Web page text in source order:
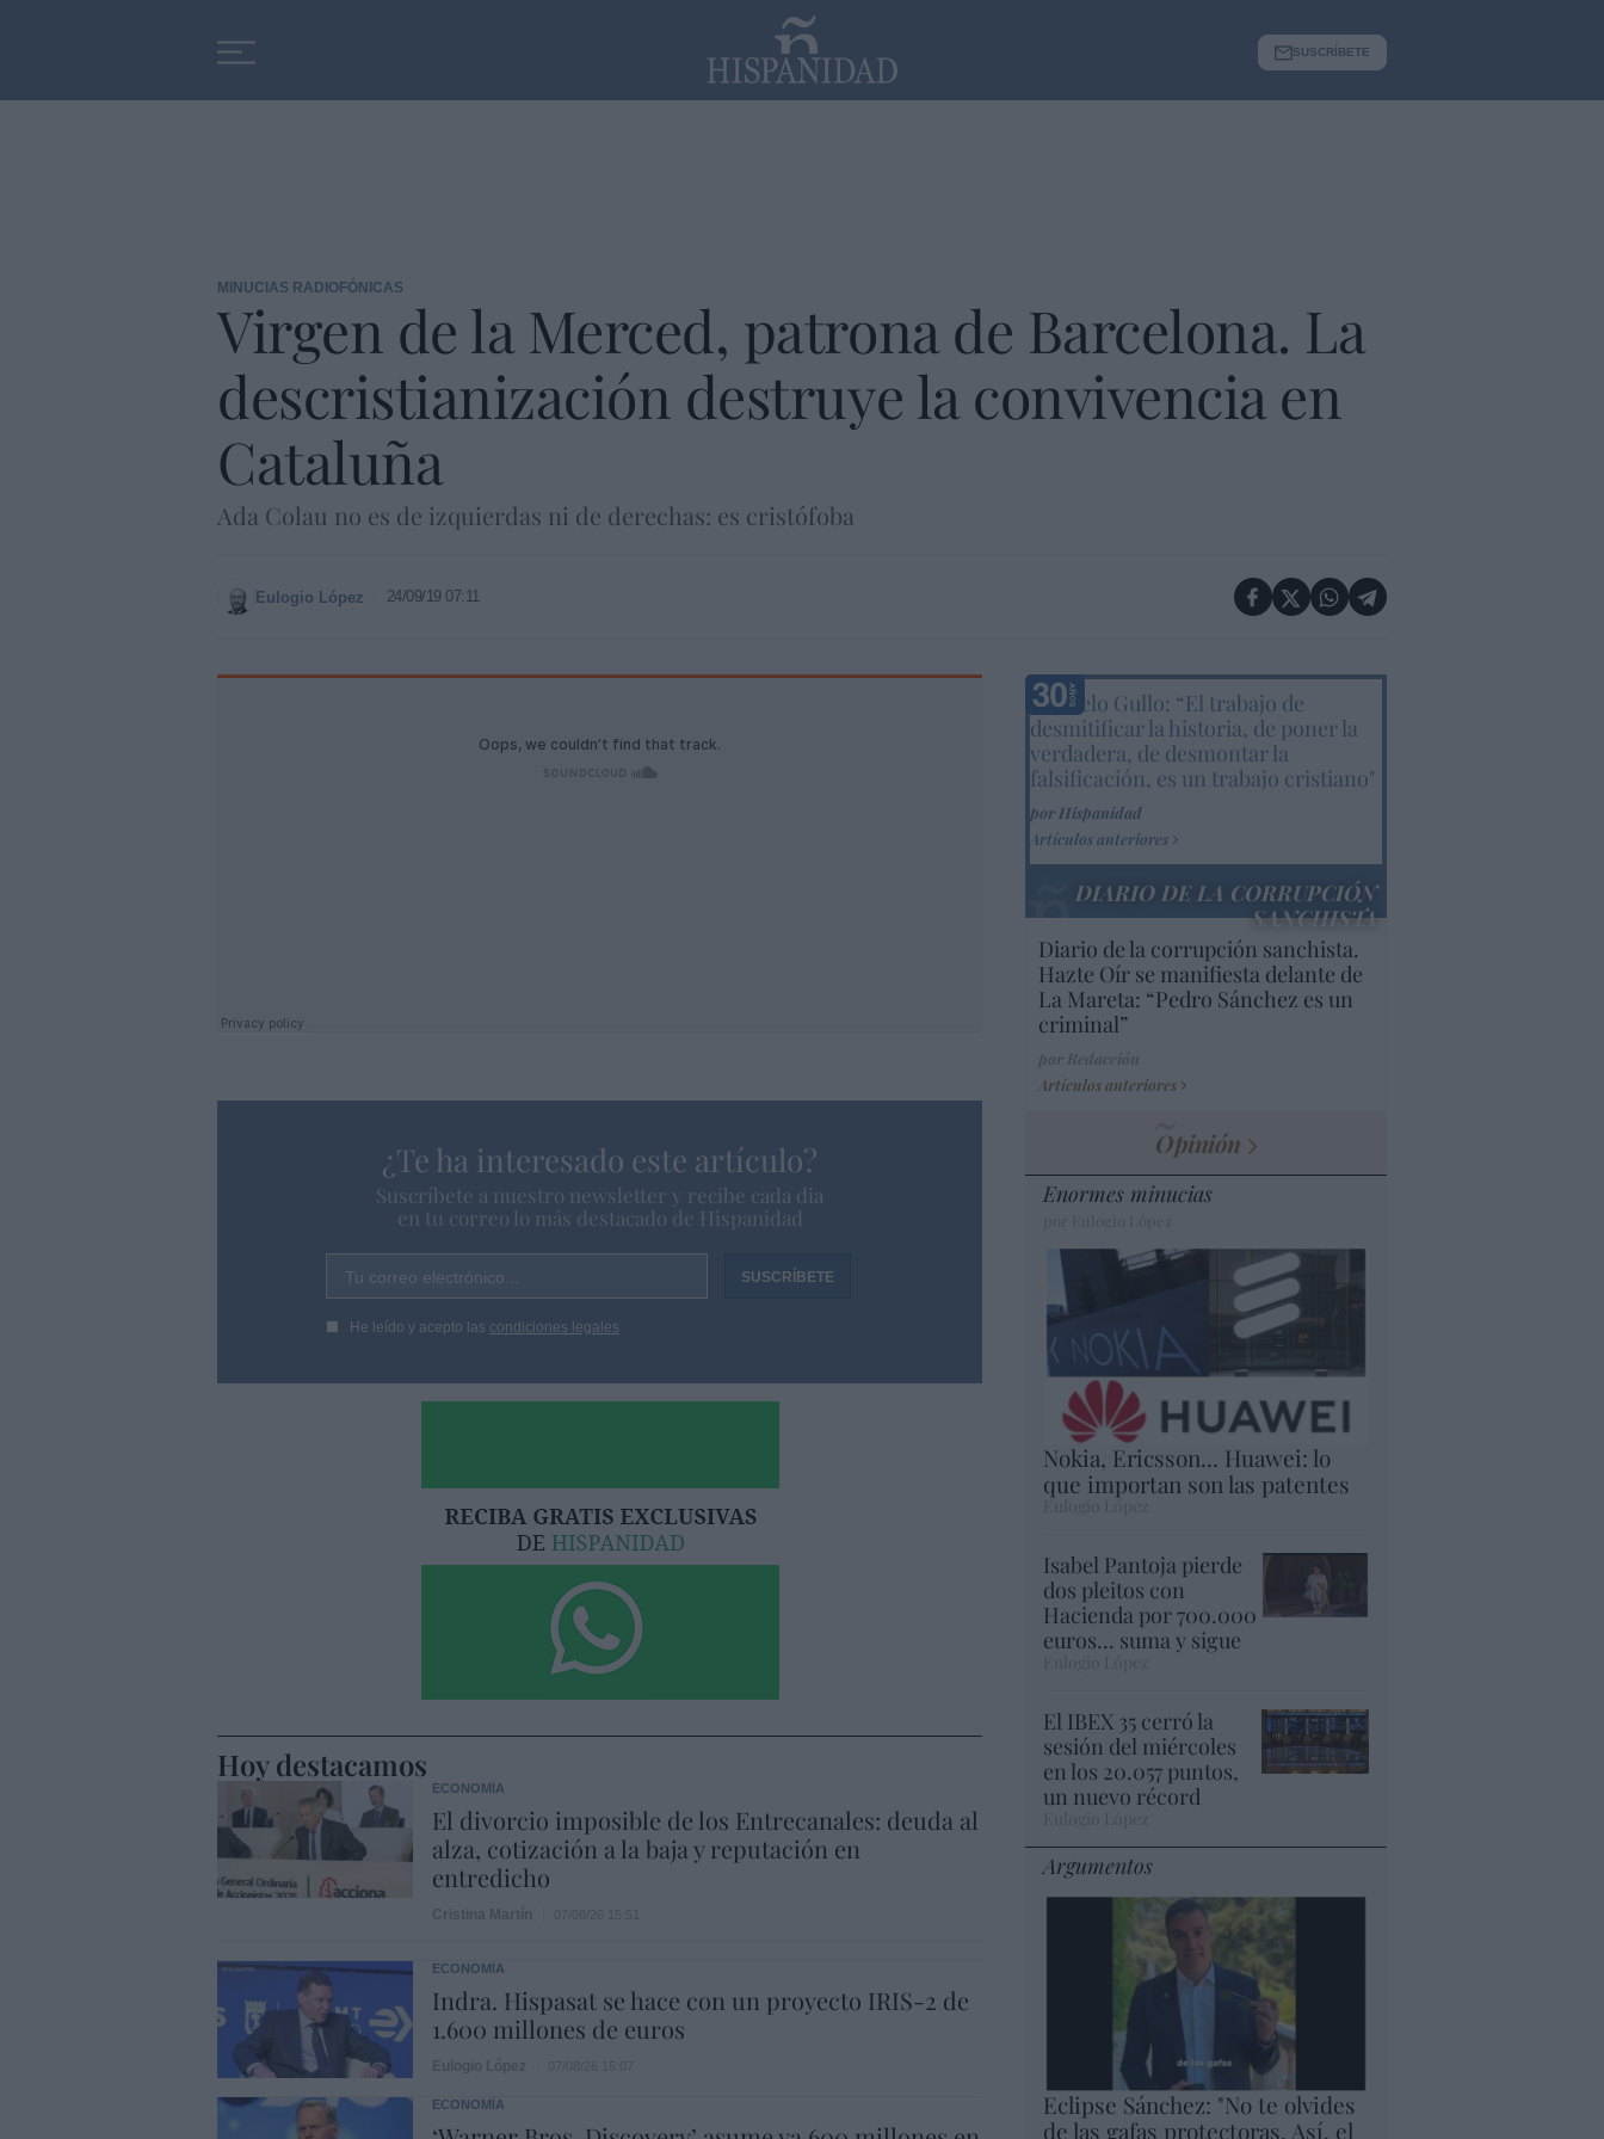
SUSCRÍBETE
MINUCIAS RADIOFÓNICAS
Virgen de la Merced, patrona de Barcelona. La
descristianización destruye la convivencia en
Cataluña
Ada Colau no es de izquierdas ni de derechas: es cristófoba
Eulogio López 24/09/19 07:11
¿Te ha interesado este artículo?
Suscríbete a nuestro newsletter y recibe cada dia
en tu correo lo más destacado de Hispanidad
Tu correo electrónico...
He leído y acepto las condiciones legales
Hoy destacamos
ECONOMÍA
El divorcio imposible de los Entrecanales: deuda al
alza, cotización a la baja y reputación en
entredicho
ECONOMÍA
Indra. Hispasat se hace con un proyecto IRIS-2 de
1.600 millones de euros
ECONOMÍA
Marcelo Gullo: “El trabajo de
desmitificar la historia, de poner la
verdadera, de desmontar la
falsificación, es un trabajo cristiano"
por Hispanidad
Artículos anteriores
DIARIO DE LA CORRUPCIÓN
SANCHISTA
Diario de la corrupción sanchista.
Hazte Oír se manifiesta delante de
La Mareta: “Pedro Sánchez es un
criminal”
Artículos anteriores
Opinión
Enormes minucias
Nokia, Ericsson... Huawei: lo
que importan son las patentes
Eulogio López
Isabel Pantoja pierde
dos pleitos con
Hacienda por 700.000
euros... suma y sigue
El IBEX 35 cerró la
sesión del miércoles
en los 20.057 puntos,
un nuevo récord
Argumentos
Eclipse Sánchez: "No te olvides
de las gafas protectoras. Así, el